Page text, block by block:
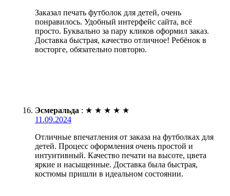
Заказал печать футболок для детей, очень
понравилось. Удобный интерфейс сайта, всё
просто. Буквально за пару кликов оформил заказ.
Доставка быстрая, качество отличное! Ребёнок в
восторге, обязательно повторю.
Эсмеральда : ★ ★ ★ ★ ★
11.09.2024
Отличные впечатления от заказа на футболках для
детей. Процесс оформления очень простой и
интуитивный. Качество печати на высоте, цвета
яркие и насыщенные. Доставка была быстрая,
костюмы пришли в идеальном состоянии.